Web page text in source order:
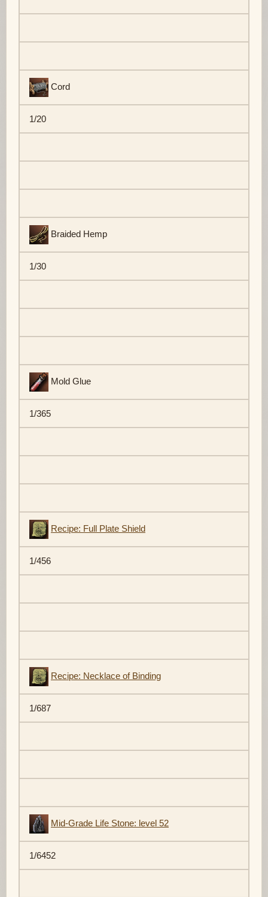
Cord
1/20
Braided Hemp
1/30
Mold Glue
1/365
Recipe: Full Plate Shield
1/456
Recipe: Necklace of Binding
1/687
Mid-Grade Life Stone: level 52
1/6452